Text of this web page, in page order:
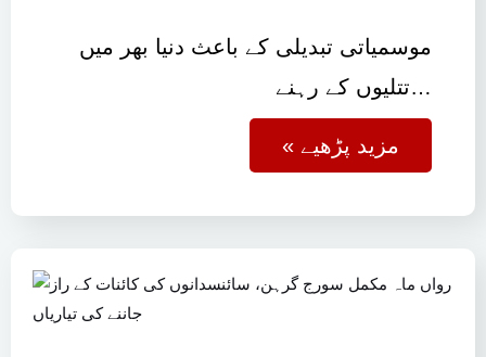
موسمیاتی تبدیلی کے باعث دنیا بھر میں
تتلیوں کے رہنے…
« مزید پڑھیے